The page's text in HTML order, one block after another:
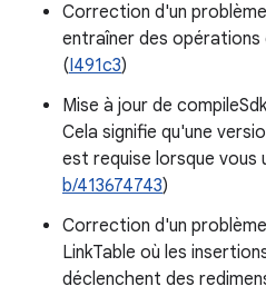
Correction d'un
entraîner des opérations
(I491c3)
Mise à jour de
Cela signifie qu'une
est requise lorsque vous
b/413674743)
Correction d'un
LinkTable où les
déclenchent des